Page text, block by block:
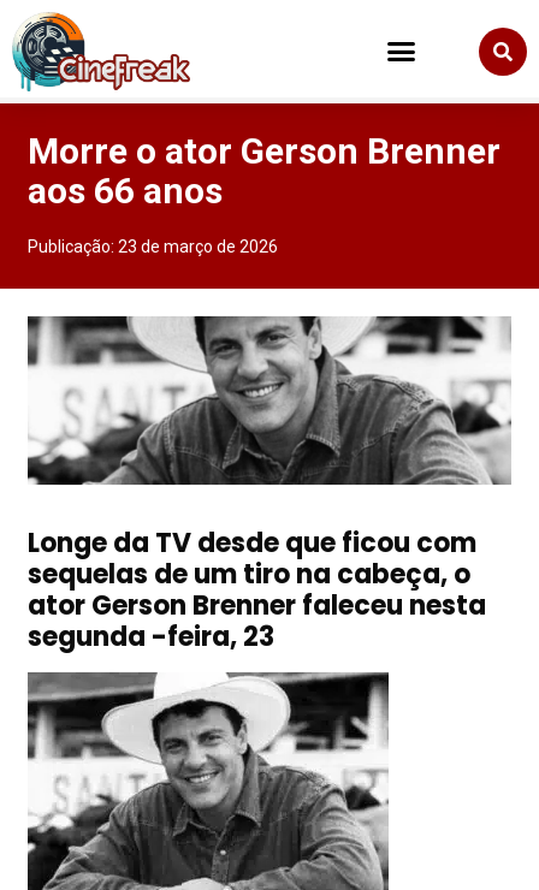
Morre o ator Gerson Brenner
aos 66 anos
Publicação:23 de março de 2026
Longe da TV desde que ficou com
sequelas de um tiro na cabeça, o
ator Gerson Brenner faleceu nesta
segunda -feira, 23